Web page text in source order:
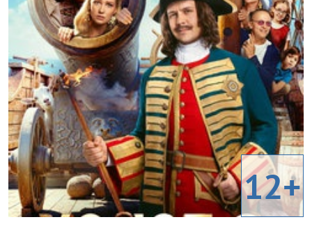
12+